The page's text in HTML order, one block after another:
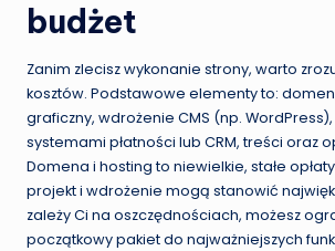
budżet
Zanim zlecisz wykonanie strony, warto
kosztów. Podstawowe elementy to:
graficzny, wdrożenie CMS (np.
systemami płatności lub CRM, treści oraz
Domena i hosting to niewielkie, stałe
projekt i wdrożenie mogą stanowić
zależy Ci na oszczędnościach, możesz
początkowy pakiet do najważniejszych